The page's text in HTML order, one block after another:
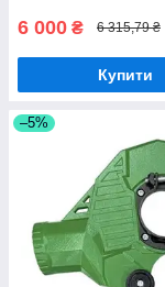
6 000 ₴ 6 315,79 ₴
Купити
–5%